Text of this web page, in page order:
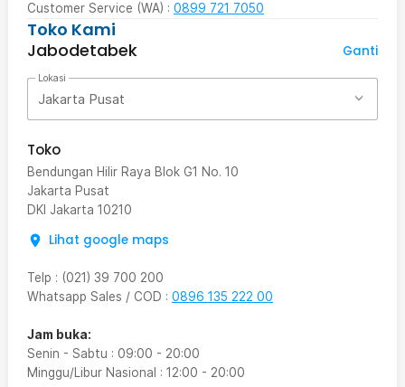
Customer Service (WA) : 0899 721 7050
Toko Kami
Jabodetabek
Ganti
Lokasi
Jakarta Pusat
Toko
Bendungan Hilir Raya Blok G1 No. 10
Jakarta Pusat
DKI Jakarta 10210
Lihat google maps
Telp : (021) 39 700 200
Whatsapp Sales / COD : 0896 135 222 00
Jam buka:
Senin - Sabtu : 09:00 - 20:00
Minggu/Libur Nasional : 12:00 - 20:00